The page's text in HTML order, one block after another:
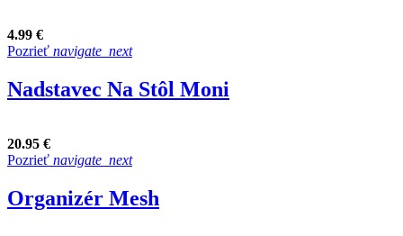
4.99 €
Pozrieť navigate_next
Nadstavec Na Stôl Moni
20.95 €
Pozrieť navigate_next
Organizér Mesh